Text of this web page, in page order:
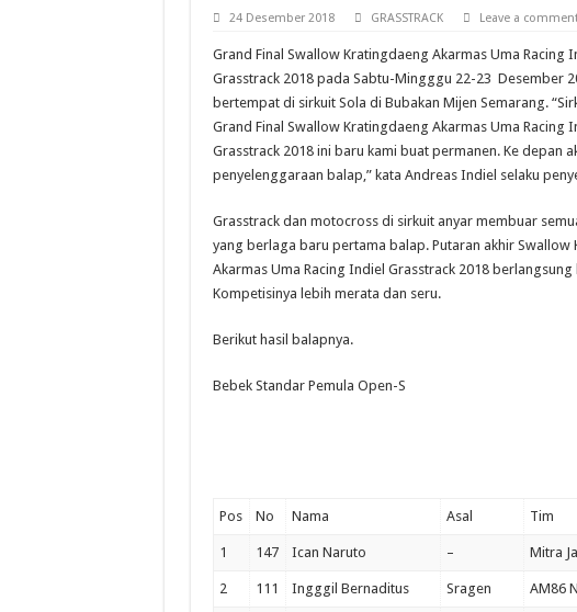
24 Desember 2018 GRASSTRACK Leave a
Grand Final Swallow Kratingdaeng Akarmas Uma Racing
Grasstrack 2018 pada Sabtu-Mingggu 22-23 Desember
bertempat di sirkuit Sola di Bubakan Mijen Semarang.
Grand Final Swallow Kratingdaeng Akarmas Uma Racing
Grasstrack 2018 ini baru kami buat permanen. Ke depan
penyelenggaraan balap,” kata Andreas Indiel selaku
Grasstrack dan motocross di sirkuit anyar membuar
yang berlaga baru pertama balap. Putaran akhir Swallow
Akarmas Uma Racing Indiel Grasstrack 2018 berlangsung
Kompetisinya lebih merata dan seru.
Berikut hasil balapnya.
Bebek Standar Pemula Open-S
Pos No Nama Asal Tim
1 147 Ican Naruto – Mitra
2 111 Ingggil Bernaditus Sragen AM86